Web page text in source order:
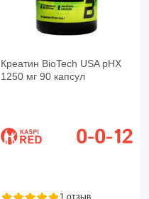
Креатин BioTech USA pHX
1250 мг 90 капсул
1 отзыв